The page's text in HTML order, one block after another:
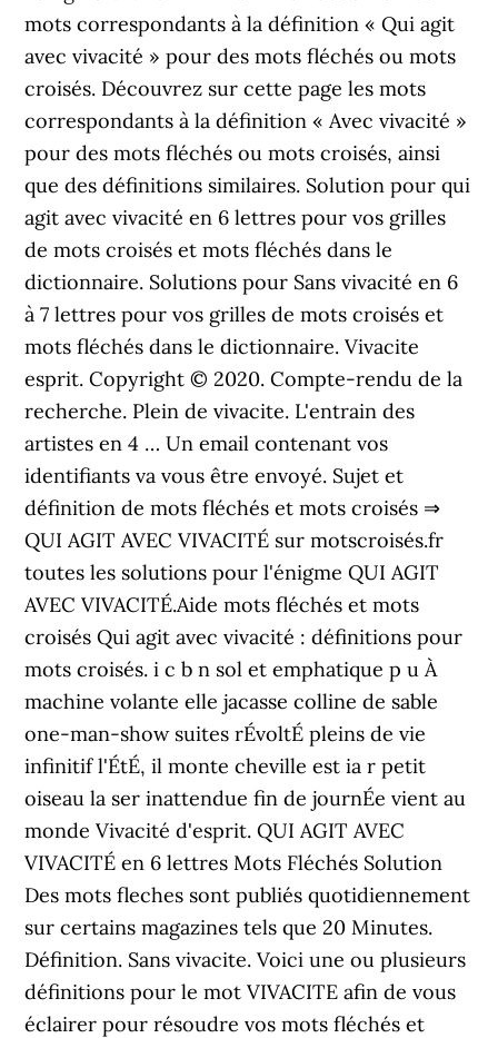
mots correspondants à la définition « Qui agit
avec vivacité » pour des mots fléchés ou mots
croisés. Découvrez sur cette page les mots
correspondants à la définition « Avec vivacité »
pour des mots fléchés ou mots croisés, ainsi
que des définitions similaires. Solution pour qui
agit avec vivacité en 6 lettres pour vos grilles
de mots croisés et mots fléchés dans le
dictionnaire. Solutions pour Sans vivacité en 6
à 7 lettres pour vos grilles de mots croisés et
mots fléchés dans le dictionnaire. Vivacite
esprit. Copyright © 2020. Compte-rendu de la
recherche. Plein de vivacite. L'entrain des
artistes en 4 … Un email contenant vos
identifiants va vous être envoyé. Sujet et
définition de mots fléchés et mots croisés ⇒
QUI AGIT AVEC VIVACITÉ sur motscroisés.fr
toutes les solutions pour l'énigme QUI AGIT
AVEC VIVACITÉ.Aide mots fléchés et mots
croisés Qui agit avec vivacité : définitions pour
mots croisés. i c b n sol et emphatique p u À
machine volante elle jacasse colline de sable
one-man-show suites rÉvoltÉ pleins de vie
infinitif l'ÉtÉ, il monte cheville est ia r petit
oiseau la ser inattendue fin de journÉe vient au
monde Vivacité d'esprit. QUI AGIT AVEC
VIVACITÉ en 6 lettres Mots Fléchés Solution
Des mots fleches sont publiés quotidiennement
sur certains magazines tels que 20 Minutes.
Définition. Sans vivacite. Voici une ou plusieurs
définitions pour le mot VIVACITE afin de vous
éclairer pour résoudre vos mots fléchés et